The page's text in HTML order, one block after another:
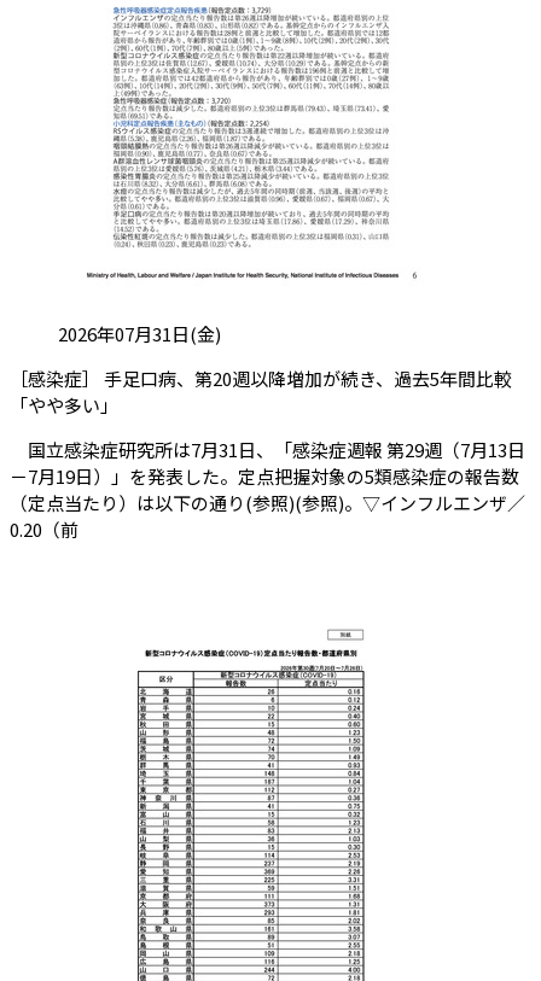
投稿日:2026年07月31日(金)
［感染症］ 手足口病、第20週以降増加が続き、過去5年間比較
「やや多い」
国立感染症研究所は7月31日、「感染症週報 第29週（7月13日
－7月19日）」を発表した。定点把握対象の5類感染症の報告数
（定点当たり）は以下の通り(参照)(参照)。▽インフルエンザ／
0.20（前